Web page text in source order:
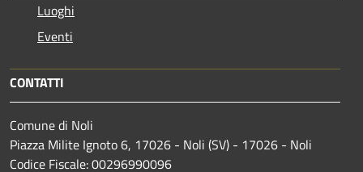
Luoghi
Eventi
CONTATTI
Comune di Noli
Piazza Milite Ignoto 6, 17026 - Noli (SV) - 17026 - Noli
Codice Fiscale: 00296990096